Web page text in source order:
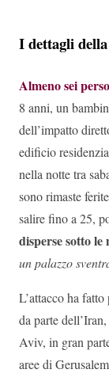
I dettagli
Almeno sei
8 anni, un
dell’impatto
edificio
nella notte tra
sono rimaste
salire fino a 25,
disperse sotto le
un palazzo
L’attacco ha
da parte
Aviv, in gran
aree di